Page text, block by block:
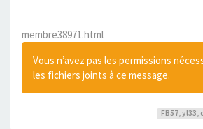
membre38971.html
Vous n’avez pas les permissions
les fichiers joints à ce message.
FB57 ,yl33